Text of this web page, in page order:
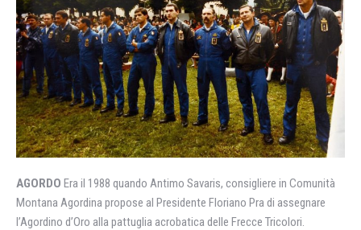
AGORDO Era il 1988 quando Antimo Savaris, consigliere in Comunità
Montana Agordina propose al Presidente Floriano Pra di assegnare
l’Agordino d’Oro alla pattuglia acrobatica delle Frecce Tricolori.